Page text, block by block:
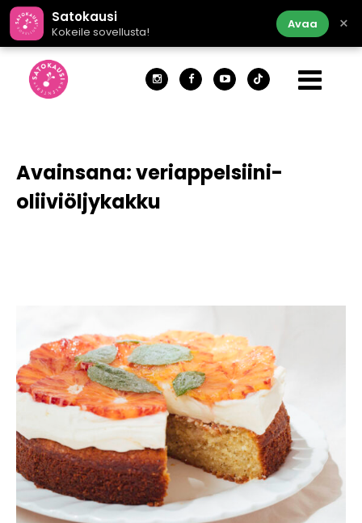
Satokausi
Kokeile sovellusta!
Avaa ×
Avainsana:veriappelsiini-
oliiviöljykakku